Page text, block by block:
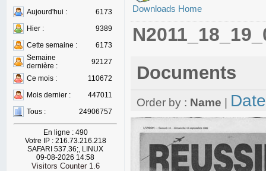
Aujourd'hui :
6173
Hier :
9389
Cette semaine :
6173
Semaine
dernière :
92127
Ce mois :
110672
Mois dernier :
447011
Tous :
24906757
En ligne : 490
Votre IP : 216.73.216.218
SAFARI 537.36;, LINUX
09-08-2026 14:58
Visitors Counter 1.6
Downloads Home
Documents
Order by : Name Date